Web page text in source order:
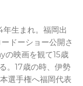
生まれ。福岡出
ドーショー公開さ
映画を観て15歳
。17歳の時、伊勢
選手権へ福岡代表